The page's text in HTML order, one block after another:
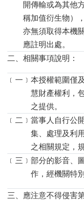
開傳輸或為其他
稱加值衍生物）
亦無須取得本機
應註明出處。
二、 相關事項說明：
﹝一﹞ 本授權範圍僅
慧財產權利，
之提供。
﹝二﹞ 當事人自行公
集、處理及利
之相關規定，
﹝三﹞ 部分的影音、
作，經機關特
三、
應注意不得侵害